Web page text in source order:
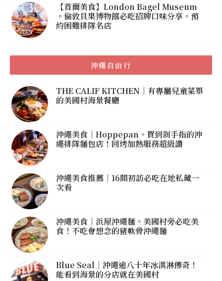
【首爾美食】London Bagel Museum
。倫敦貝果博物館必吃招牌口味分享。預
約困難排隊名店
沖繩自由行
THE CALIF KITCHEN｜有專屬兒童菜單
的美國村海景餐廳
沖繩美食｜Hoppepan。買到剁手指的沖
繩排隊麵包店！回烤加熱服務超級讚
沖繩美食推薦｜16間初訪必吃在地私藏一
次看
沖繩美食｜浜屋沖繩麵。美國村旁必吃美
食！不吃會想念的豬軟骨沖繩麵
Blue Seal｜沖繩逾八十年冰淇淋傳奇！
能看到海景的分店就在美國村